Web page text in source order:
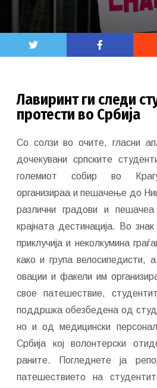
Лавиринт ги следи
протести во Србија
Со солзи во очите, гласни
дочекувани српските
големиот собир во
организираа и пешачење до
различни градови и
крајната дестинација. Во
приклучија и неколкумина
како и група велосипедисти,
овации и факели им
свое патешествие,
поддршка обезбедена од
но и од медицински
Србија кој волонтерски
раните. Погледнете ја
патешествието на